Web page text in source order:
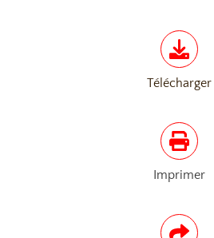
Télécharger
Imprimer